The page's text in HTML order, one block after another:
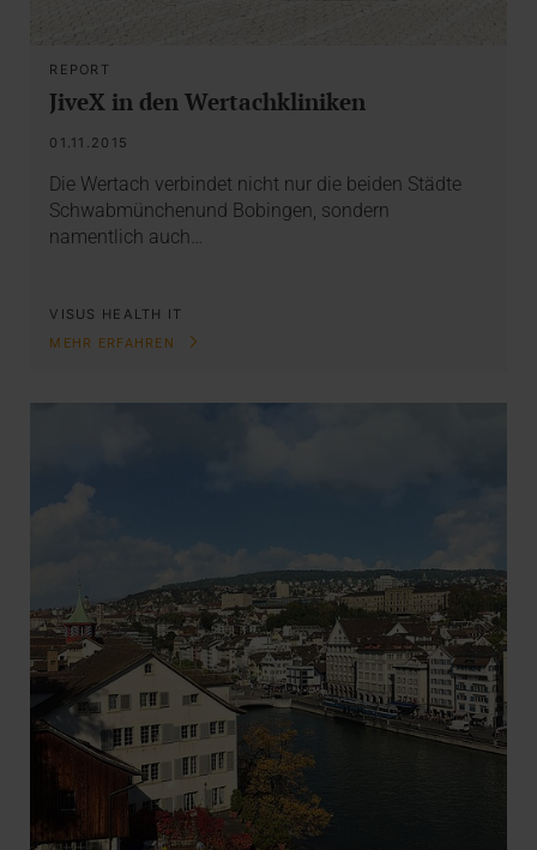
REPORT
JiveX in den Wertachkliniken
01.11.2015
Die Wertach verbindet nicht nur die beiden Städte
Schwabmünchenund Bobingen, sondern
namentlich auch…
VISUS HEALTH IT
MEHR ERFAHREN